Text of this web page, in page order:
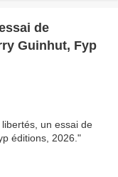
de
Guinhut, Fyp